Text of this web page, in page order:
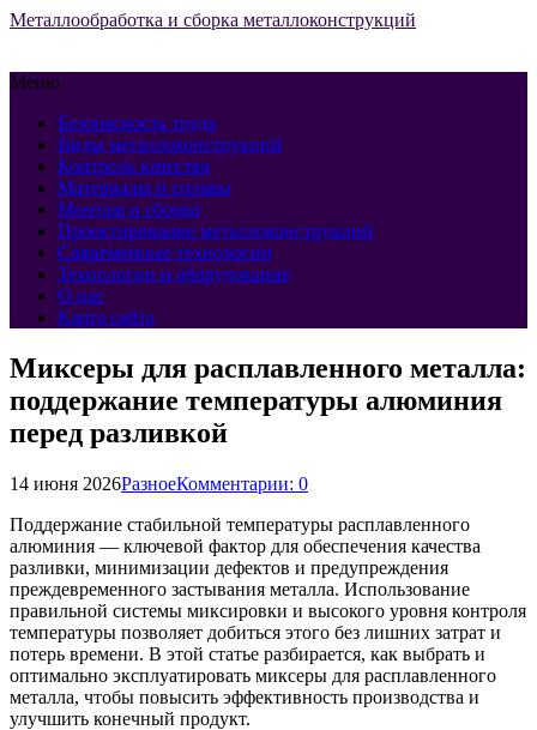
Металлообработка и сборка металлоконструкций
Меню
Безопасность труда
Виды металлоконструкций
Контроль качества
Материалы и сплавы
Монтаж и сборка
Проектирование металлоконструкций
Современные технологии
Технологии и оборудование
О нас
Карта сайта
Миксеры для расплавленного металла:
поддержание температуры алюминия
перед разливкой
14 июня 2026РазноеКомментарии: 0
Поддержание стабильной температуры расплавленного
алюминия — ключевой фактор для обеспечения качества
разливки, минимизации дефектов и предупреждения
преждевременного застывания металла. Использование
правильной системы миксировки и высокого уровня контроля
температуры позволяет добиться этого без лишних затрат и
потерь времени. В этой статье разбирается, как выбрать и
оптимально эксплуатировать миксеры для расплавленного
металла, чтобы повысить эффективность производства и
улучшить конечный продукт.